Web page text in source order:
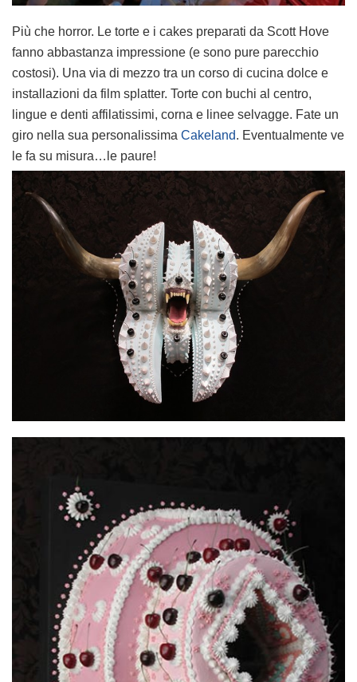
Più che horror. Le torte e i cakes preparati da Scott Hove
fanno abbastanza impressione (e sono pure parecchio
costosi). Una via di mezzo tra un corso di cucina dolce e
installazioni da film splatter. Torte con buchi al centro,
lingue e denti affilatissimi, corna e linee selvagge. Fate un
giro nella sua personalissima Cakeland. Eventualmente ve
le fa su misura…le paure!